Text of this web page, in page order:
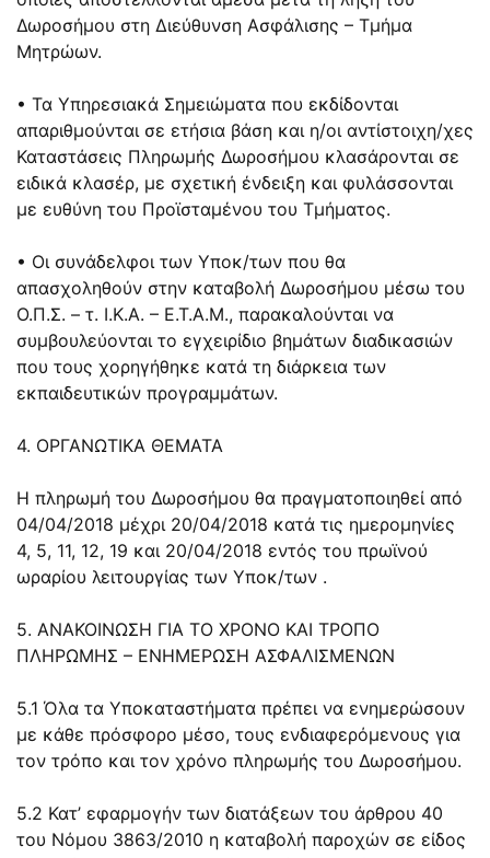
Δωροσήμου στη Διεύθυνση Ασφάλισης – Τμήμα
Μητρώων.
• Τα Υπηρεσιακά Σημειώματα που εκδίδονται
απαριθμούνται σε ετήσια βάση και η/οι αντίστοιχη/χες
Καταστάσεις Πληρωμής Δωροσήμου κλασάρονται σε
ειδικά κλασέρ, με σχετική ένδειξη και φυλάσσονται
με ευθύνη του Προϊσταμένου του Τμήματος.
• Οι συνάδελφοι των Υποκ/των που θα
απασχοληθούν στην καταβολή Δωροσήμου μέσω του
Ο.Π.Σ. – τ. Ι.Κ.Α. – Ε.Τ.Α.Μ., παρακαλούνται να
συμβουλεύονται το εγχειρίδιο βημάτων διαδικασιών
που τους χορηγήθηκε κατά τη διάρκεια των
εκπαιδευτικών προγραμμάτων.
4. ΟΡΓΑΝΩΤΙΚΑ ΘΕΜΑΤΑ
Η πληρωμή του Δωροσήμου θα πραγματοποιηθεί από
04/04/2018 μέχρι 20/04/2018 κατά τις ημερομηνίες
4, 5, 11, 12, 19 και 20/04/2018 εντός του πρωϊνού
ωραρίου λειτουργίας των Υποκ/των .
5. ΑΝΑΚΟΙΝΩΣΗ ΓΙΑ ΤΟ ΧΡΟΝΟ ΚΑΙ ΤΡΟΠΟ
ΠΛΗΡΩΜΗΣ – ΕΝΗΜΕΡΩΣΗ ΑΣΦΑΛΙΣΜΕΝΩΝ
5.1 Όλα τα Υποκαταστήματα πρέπει να ενημερώσουν
με κάθε πρόσφορο μέσο, τους ενδιαφερόμενους για
τον τρόπο και τον χρόνο πληρωμής του Δωροσήμου.
5.2 Κατ’ εφαρμογήν των διατάξεων του άρθρου 40
του Νόμου 3863/2010 η καταβολή παροχών σε είδος